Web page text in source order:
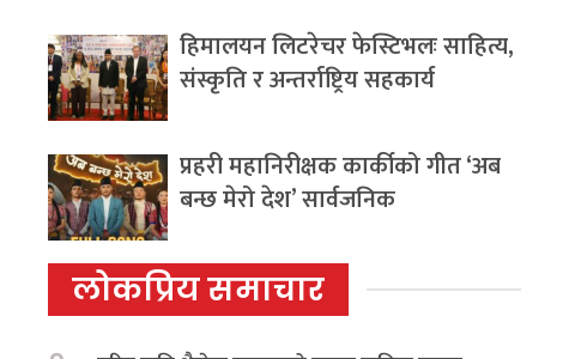
हिमालयन लिटरेचर फेस्टिभलः साहित्य,
संस्कृति र अन्तर्राष्ट्रिय सहकार्य
प्रहरी महानिरीक्षक कार्कीको गीत ‘अब
बन्छ मेरो देश’ सार्वजनिक
लोकप्रिय समाचार